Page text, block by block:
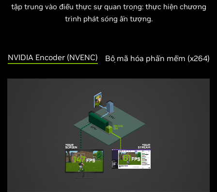
tập trung vào điều thực sự quan trọng: thực hiện chương
trình phát sóng ấn tượng.
NVIDIA Encoder (NVENC) Bộ mã hóa phần mềm (x264)